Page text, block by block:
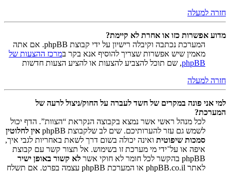
חזרה למעלה
מדוע אפשרות כזו או אחרת לא קיימת?
המערכת נכתבה וקיבלה רישיון על ידי קבוצת phpBB. אם אתה
מאמין שיש אפשרות שצריך להוסיף אנא בקר במרכז ההצעות של
phpBB, שם תוכל להצביע להצעות או להציע הצעות חדשות
חזרה למעלה
למי אני פונה במקרים של חשד לעברה על החוק/ניצול לרעה של
המערכת?
לכל מנהל ראשי אשר נמצא בקבוצה הנקראת “הצוות”. הדף יכול
לשמש גם עזר להערותיכם. שים לב שלקבוצת phpBB
אין לחלוטין
סמכות שיפוטית ואינה יכולה בשום דרך לשאת באחריות לגבי איך,
איפה או על־ידי מי מערכת זו בשימוש. אל תצור קשר עם קבוצת
phpBB בהקשר לכל חומר לא חוקי אשר
לא קשור באופן ישיר
לאתר phpBB.co.il או המערכת phpBB עצמה בפרט. אם תשלח